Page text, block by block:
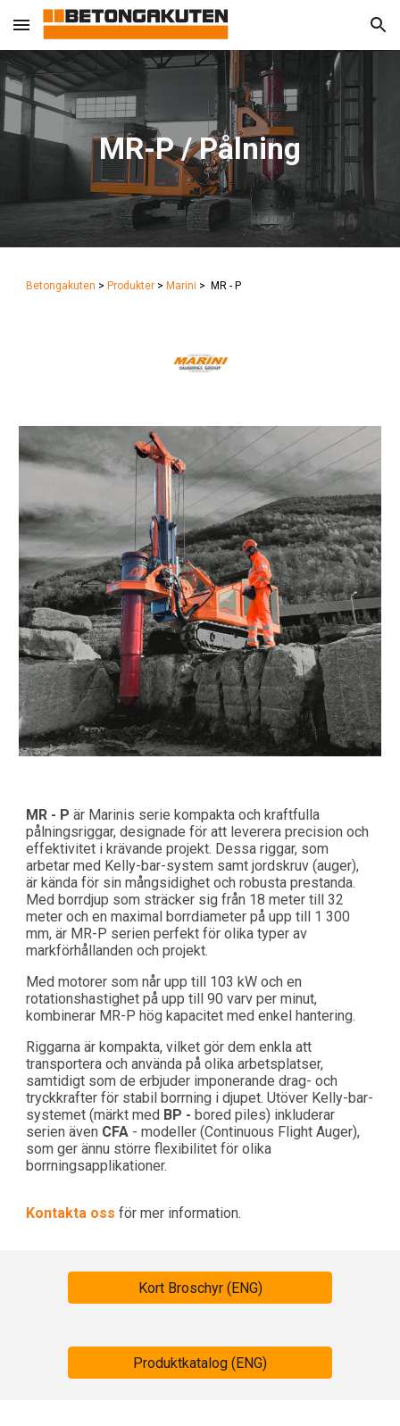
Skip to main content Skip to navigation
MR-P / Pålning
Betongakuten > Produkter > Marini > MR - P
MR - P är Marinis serie kompakta och kraftfulla
pålningsriggar, designade för att leverera precision och
effektivitet i krävande projekt. Dessa riggar, som
arbetar med Kelly-bar-system samt jordskruv (auger),
är kända för sin mångsidighet och robusta prestanda.
Med borrdjup som sträcker sig från 18 meter till 32
meter och en maximal borrdiameter på upp till 1 300
mm, är MR-P serien perfekt för olika typer av
markförhållanden och projekt.
Med motorer som når upp till 103 kW och en
rotationshastighet på upp till 90 varv per minut,
kombinerar MR-P hög kapacitet med enkel hantering.
Riggarna är kompakta, vilket gör dem enkla att
transportera och använda på olika arbetsplatser,
samtidigt som de erbjuder imponerande drag- och
tryckkrafter för stabil borrning i djupet. Utöver Kelly-bar-
systemet (märkt med BP -bored piles) inkluderar
serien även CFA - modeller (Continuous Flight Auger),
som ger ännu större flexibilitet för olika
borrningsapplikationer.
Kontakta oss för mer information.
Kort Broschyr (ENG)
Produktkatalog (ENG)